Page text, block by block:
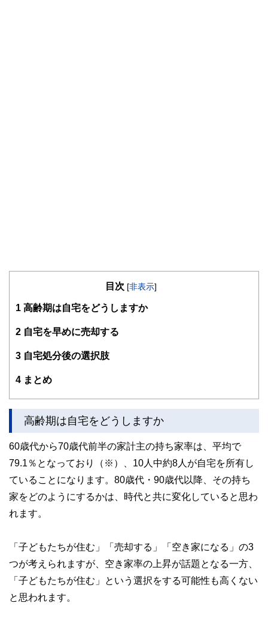
目次 [非表示]
1 高齢期は自宅をどうしますか
2 自宅を早めに売却する
3 自宅処分後の選択肢
4 まとめ
高齢期は自宅をどうしますか
60歳代から70歳代前半の家計主の持ち家率は、平均で
79.1％となっており（※）、10人中約8人が自宅を所有し
ていることになります。80歳代・90歳代以降、その持ち
家をどのようにするかは、時代と共に変化していると思わ
れます。
「子どもたちが住む」「売却する」「空き家になる」の3
つが考えられますが、空き家率の上昇が話題となる一方、
「子どもたちが住む」という選択をする可能性も高くない
と思われます。